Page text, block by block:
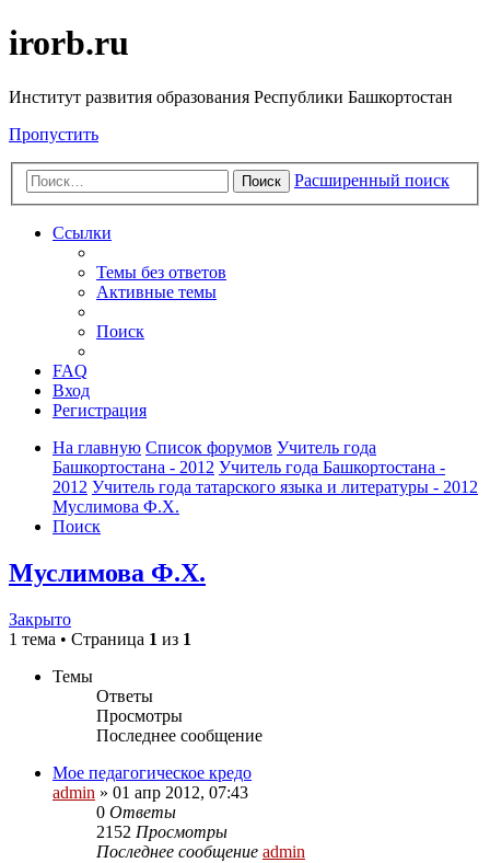
irorb.ru
Институт развития образования Республики Башкортостан
Пропустить
Поиск Расширенный поиск
Ссылки
Темы без ответов
Активные темы
Поиск
FAQ
Вход
Регистрация
На главную Список форумов Учитель года
Башкортостана - 2012 Учитель года Башкортостана -
2012 Учитель года татарского языка и литературы - 2012
Муслимова Ф.Х.
Поиск
Муслимова Ф.Х.
Закрыто
1 тема • Страница 1 из 1
Темы
Ответы
Просмотры
Последнее сообщение
Мое педагогическое кредо
admin » 01 апр 2012, 07:43
0 Ответы
2152 Просмотры
Последнее сообщение admin